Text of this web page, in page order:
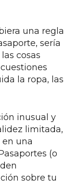
una regla
sería
cosas
la ropa, las
inusual y
limitada,
una
(o
sobre tu